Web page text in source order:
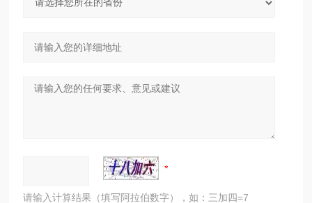
请输入计算结果（填写阿拉伯数字），如：三加四=7